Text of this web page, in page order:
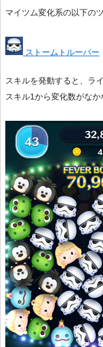
マイツム変化系の以下の
ストームトルーパー
スキルを発動すると、ラ
スキル1から変化数がなか